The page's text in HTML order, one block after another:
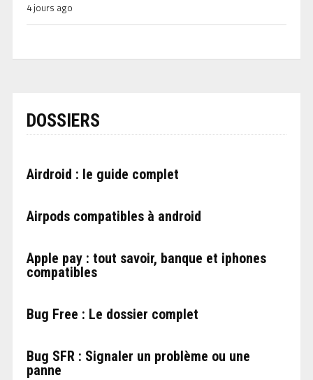
4 jours ago
DOSSIERS
Airdroid : le guide complet
Airpods compatibles à android
Apple pay : tout savoir, banque et iphones
compatibles
Bug Free : Le dossier complet
Bug SFR : Signaler un problème ou une
panne